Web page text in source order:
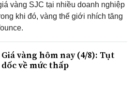
vàng SJC tại nhiều doanh nghiệp
khi đó, vàng thế giới nhích tăng
Giá vàng hôm nay (4/8): Tụt
dốc về mức thấp